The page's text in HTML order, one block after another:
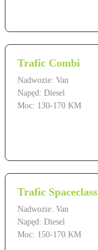
Trafic Combi
Nadwozie: Van
Napęd: Diesel
Moc: 130-170 KM
Trafic Spaceclass
Nadwozie: Van
Napęd: Diesel
Moc: 150-170 KM